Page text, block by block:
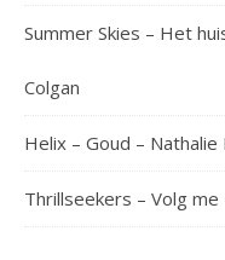
Summer Skies – Het
Colgan
Helix – Goud – Nathalie
Thrillseekers – Volg me